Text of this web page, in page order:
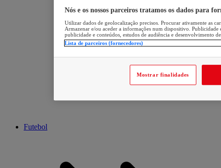
Futebol
Nós e os nossos parceiros tratamos os dados para
Utilizar dados de geolocalização precisos. Procurar ativamente as
Armazenar e/ou aceder a informações num dispositivo. Publicidade
publicidade e conteúdos, estudos de audiência e desenvolvimento
Lista de parceiros (fornecedores)
Mostrar finalidades